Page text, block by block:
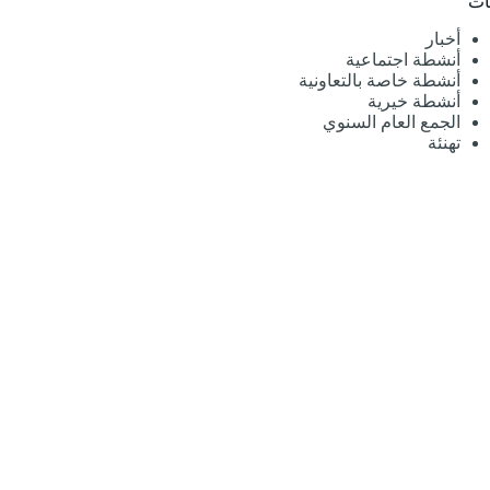
أخبار
أنشطة اجتماعية
أنشطة خاصة بالتعاونية
أنشطة خيرية
الجمع العام السنوي
تهنئة